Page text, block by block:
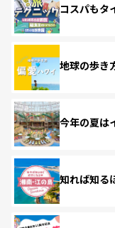
コスパもタ
地球の歩き
今年の夏は
知れば知る